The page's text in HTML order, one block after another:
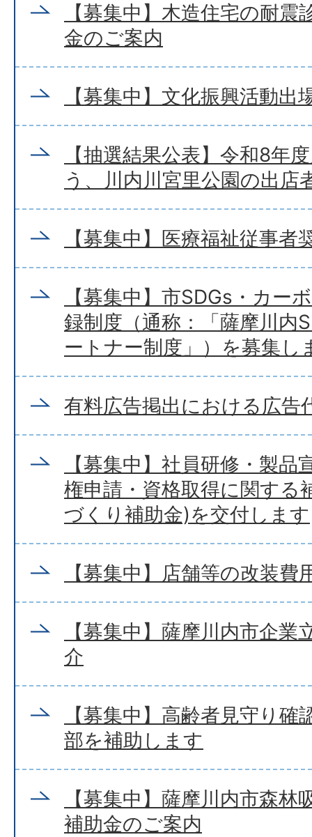
【募集中】木造住宅の耐震
金のご案内
【募集中】文化振興活動出
【抽選結果公表】令和8年
う、川内川宮里公園の出店
【募集中】医療福祉従事
【募集中】市SDGs・カー
録制度（通称：「薩摩川内
ートナー制度」）を募集し
有料広告掲出における広告
【募集中】社員研修・製品
権申請・資格取得に関する
づくり補助金)を交付します
【募集中】店舗等の改装
【募集中】薩摩川内市企
介
【募集中】高齢者見守り
部を補助します
【募集中】薩摩川内市森林
補助金のご案内